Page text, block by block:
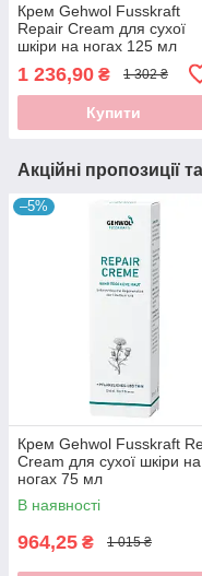
Крем Gehwol Fusskraft
Repair Cream для сухої
шкіри на ногах 125 мл
1 236,90 ₴ 1 302 ₴
Купити
Акційні пропозиції
–5%
Крем Gehwol Fusskraft
Cream для сухої шкіри на
ногах 75 мл
В наявності
964,25 ₴ 1 015 ₴